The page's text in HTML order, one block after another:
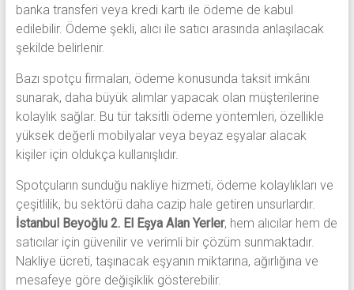
banka transferi veya kredi kartı ile ödeme de kabul
edilebilir. Ödeme şekli, alıcı ile satıcı arasında anlaşılacak
şekilde belirlenir.
Bazı spotçu firmaları, ödeme konusunda taksit imkânı
sunarak, daha büyük alımlar yapacak olan müşterilerine
kolaylık sağlar. Bu tür taksitli ödeme yöntemleri, özellikle
yüksek değerli mobilyalar veya beyaz eşyalar alacak
kişiler için oldukça kullanışlıdır.
Spotçuların sunduğu nakliye hizmeti, ödeme kolaylıkları ve
çeşitlilik, bu sektörü daha cazip hale getiren unsurlardır.
İstanbul Beyoğlu 2. El Eşya Alan Yerler, hem alıcılar hem de
satıcılar için güvenilir ve verimli bir çözüm sunmaktadır.
Nakliye ücreti, taşınacak eşyanın miktarına, ağırlığına ve
mesafeye göre değişiklik gösterebilir.